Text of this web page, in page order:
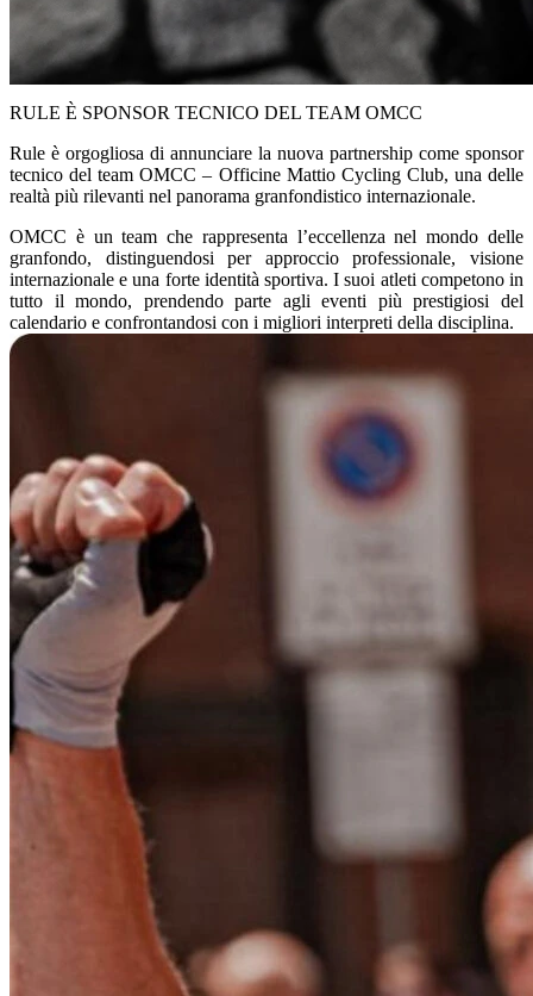
RULE È SPONSOR TECNICO DEL TEAM OMCC
Rule è orgogliosa di annunciare la nuova partnership come sponsor
tecnico del team OMCC – Officine Mattio Cycling Club, una delle
realtà più rilevanti nel panorama granfondistico internazionale.
OMCC è un team che rappresenta l’eccellenza nel mondo delle
granfondo, distinguendosi per approccio professionale, visione
internazionale e una forte identità sportiva. I suoi atleti competono in
tutto il mondo, prendendo parte agli eventi più prestigiosi del
calendario e confrontandosi con i migliori interpreti della disciplina.